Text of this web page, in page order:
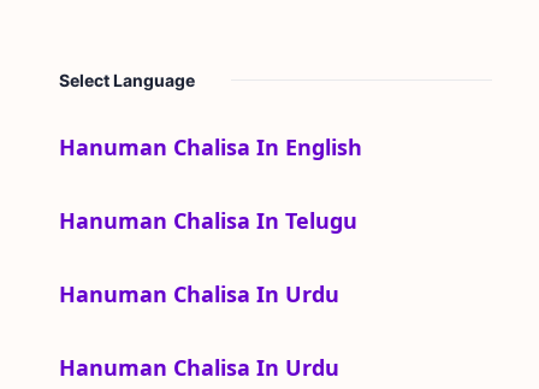
Select Language
Hanuman Chalisa In English
Hanuman Chalisa In Telugu
Hanuman Chalisa In Urdu
Hanuman Chalisa In Urdu